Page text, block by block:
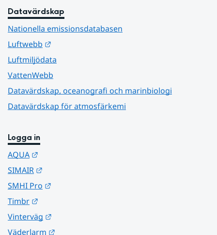
Datavärdskap
Nationella emissionsdatabasen
Luftwebb
Luftmiljödata
VattenWebb
Datavärdskap, oceanografi och marinbiologi
Datavärdskap för atmosfärkemi
Logga in
AQUA
SIMAIR
SMHI Pro
Timbr
Vinterväg
Väderlarm